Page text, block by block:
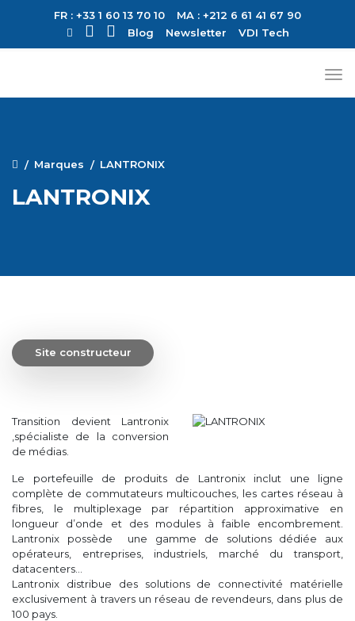
FR : +33 1 60 13 70 10
MA : +212 6 61 41 67 90
Blog
Newsletter VDI Tech
Marques LANTRONIX
LANTRONIX
Site constructeur
Transition devient Lantronix
,spécialiste de la conversion
de médias.
Le portefeuille de produits de Lantronix inclut une ligne
complète de commutateurs multicouches, les cartes réseau à
fibres, le multiplexage par répartition approximative en
longueur d’onde et des modules à faible encombrement.
Lantronix possède une gamme de solutions dédiée aux
opérateurs, entreprises, industriels, marché du transport,
datacenters…
Lantronix distribue des solutions de connectivité matérielle
exclusivement à travers un réseau de revendeurs, dans plus de
100 pays.